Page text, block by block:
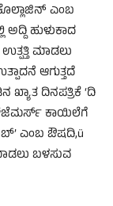
ಎಂಬ
ಅದ್ದಿ ಹುಳುಕಾದ
ಮಾಡಲು
ಆಗುತ್ತದೆ
ದಿನಪತ್ರಿಕೆ ‘ದಿ
ಕಾಯಿಲೆಗೆ
ಎಂಬ ಔಷದಿ,ü
ಬಳಸುವ